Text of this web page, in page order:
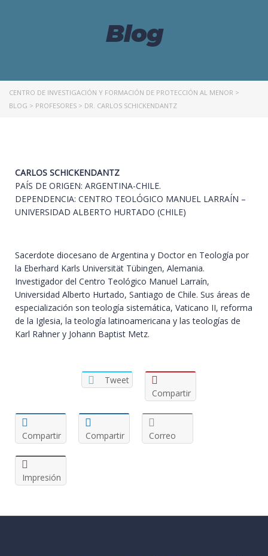
Blog
CENTRO DE INVESTIGACIÓN Y FORMACIÓN DE PROTECCIÓN AL MENOR >
BLOG > PROFESORES > DR. CARLOS SCHICKENDANTZ
CARLOS SCHICKENDANTZ
PAÍS DE ORIGEN: ARGENTINA-CHILE.
DEPENDENCIA: CENTRO TEOLÓGICO MANUEL LARRAÍN –
UNIVERSIDAD ALBERTO HURTADO (CHILE)
Sacerdote diocesano de Argentina y Doctor en Teología por
la Eberhard Karls Universität Tübingen, Alemania.
Investigador del Centro Teológico Manuel Larraín,
Universidad Alberto Hurtado, Santiago de Chile. Sus áreas de
especialización son teología sistemática, Vaticano II, reforma
de la Iglesia, la teología latinoamericana y las teologías de
Karl Rahner y Johann Baptist Metz.
Tweet
Compartir
Compartir Compartir Correo
Impresión